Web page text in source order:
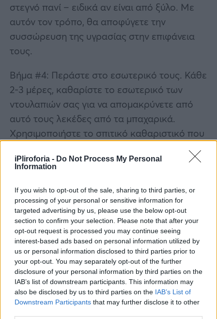
iPliroforia - Do Not Process My Personal
Information
If you wish to opt-out of the sale, sharing to third parties, or
processing of your personal or sensitive information for
targeted advertising by us, please use the below opt-out
section to confirm your selection. Please note that after your
opt-out request is processed you may continue seeing
interest-based ads based on personal information utilized by
us or personal information disclosed to third parties prior to
your opt-out. You may separately opt-out of the further
disclosure of your personal information by third parties on the
IAB’s list of downstream participants. This information may
also be disclosed by us to third parties on the IAB’s List of
Downstream Participants that may further disclose it to other
στεγνό πανί – ειδικά αν είναι από ξύλο. Με
αυτόν τον τρόπο, θα αποφύγετε την
συσσώρευση της υγρασίας στην επιφάνεια
τους.
Βήμα #4: Περάστε στο εσωτερικό τους. Κάθε
2-3 μέρες, καθαρίστε το εσωτερικό των
ντουλαπιών σας για να απομακρύνετε από
αυτό τους λεκέδες από τα μπαχαρικά.
Χρησιμοποιήστε το σπιτικό καθαριστικό που
στεγνώστε το με ένα καθαρό μαλακό πανί.
Καλύψτε το εσωτερικό τους με λίγη
ταπετσαρία ή σουπλά.